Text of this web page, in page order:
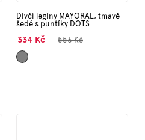
Dívčí legíny MAYORAL, tmavě
šedé s puntíky DOTS
334 Kč 556 Kč
Šedá